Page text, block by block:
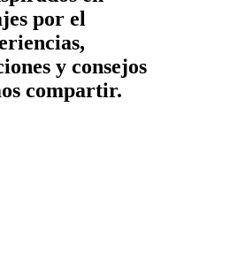
por el
y consejos
compartir.